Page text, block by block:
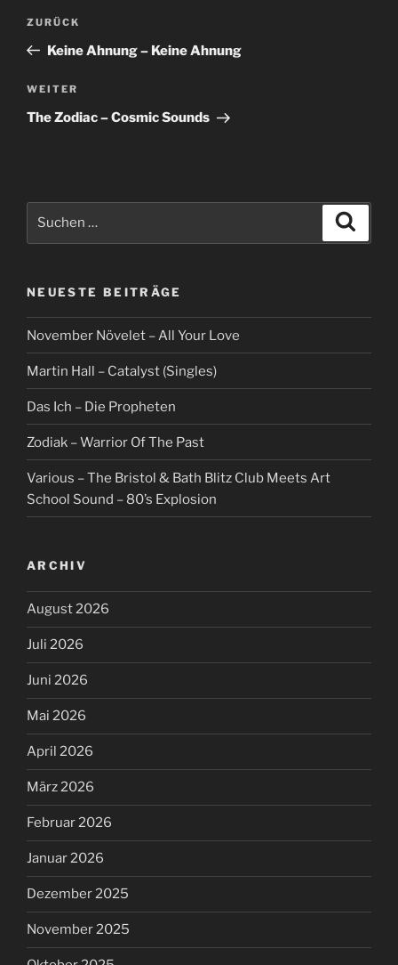
Beitragsnavigation
Vorheriger
Beitrag
ZURÜCK
Keine Ahnung – Keine Ahnung
Nächster
Beitrag
WEITER
The Zodiac – Cosmic Sounds
NEUESTE BEITRÄGE
November Növelet – All Your Love
Martin Hall – Catalyst (Singles)
Das Ich – Die Propheten
Zodiak – Warrior Of The Past
Various – The Bristol & Bath Blitz Club Meets Art
School Sound – 80’s Explosion
ARCHIV
August 2026
Juli 2026
Juni 2026
Mai 2026
April 2026
März 2026
Februar 2026
Januar 2026
Dezember 2025
November 2025